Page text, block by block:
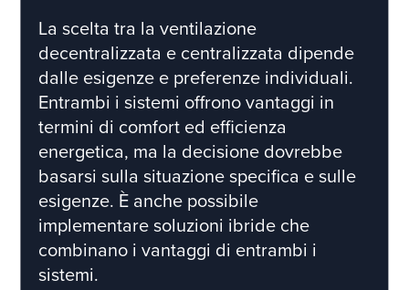
La scelta tra la ventilazione
decentralizzata e centralizzata dipende
dalle esigenze e preferenze individuali.
Entrambi i sistemi offrono vantaggi in
termini di comfort ed efficienza
energetica, ma la decisione dovrebbe
basarsi sulla situazione specifica e sulle
esigenze. È anche possibile
implementare soluzioni ibride che
combinano i vantaggi di entrambi i
sistemi.